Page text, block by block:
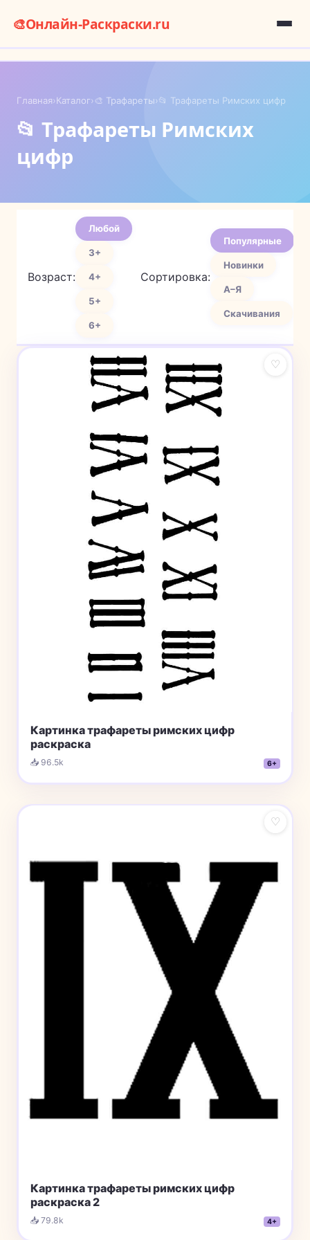
🎨Онлайн-Раскраски.ru
Главная›Каталог›🎨 Трафареты›📂 Трафареты Римских цифр
📂 Трафареты Римских
цифр
Возраст:
Любой
3+
4+
5+
6+
Сортировка:
Популярные
Новинки
А–Я
Скачивания
♡
Картинка трафареты римских цифр
раскраска
📥 96.5k 6+
♡
Картинка трафареты римских цифр
раскраска 2
📥 79.8k 4+